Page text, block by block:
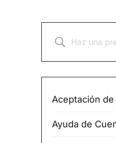
Aceptación de
Ayuda de